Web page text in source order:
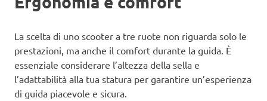
La scelta di uno scooter a tre ruote non riguarda solo le
prestazioni, ma anche il comfort durante la guida. È
essenziale considerare l’altezza della sella e
l’adattabilità alla tua statura per garantire un’esperienza
di guida piacevole e sicura.